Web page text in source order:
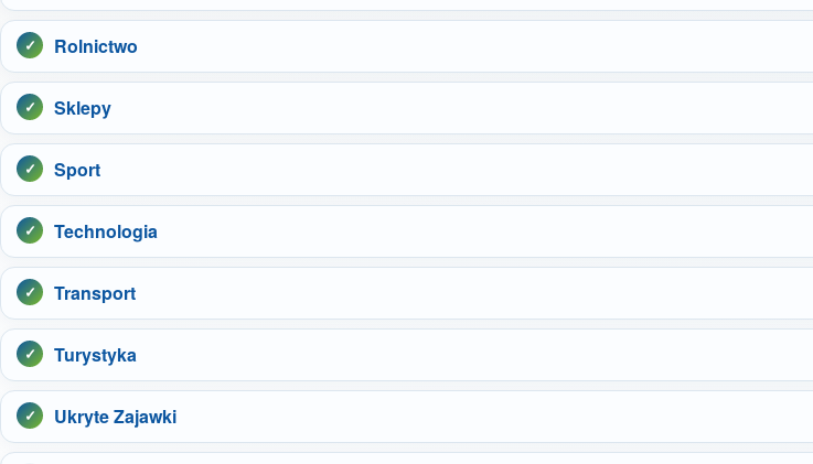
Rolnictwo
Sklepy
Sport
Technologia
Transport
Turystyka
Ukryte Zajawki